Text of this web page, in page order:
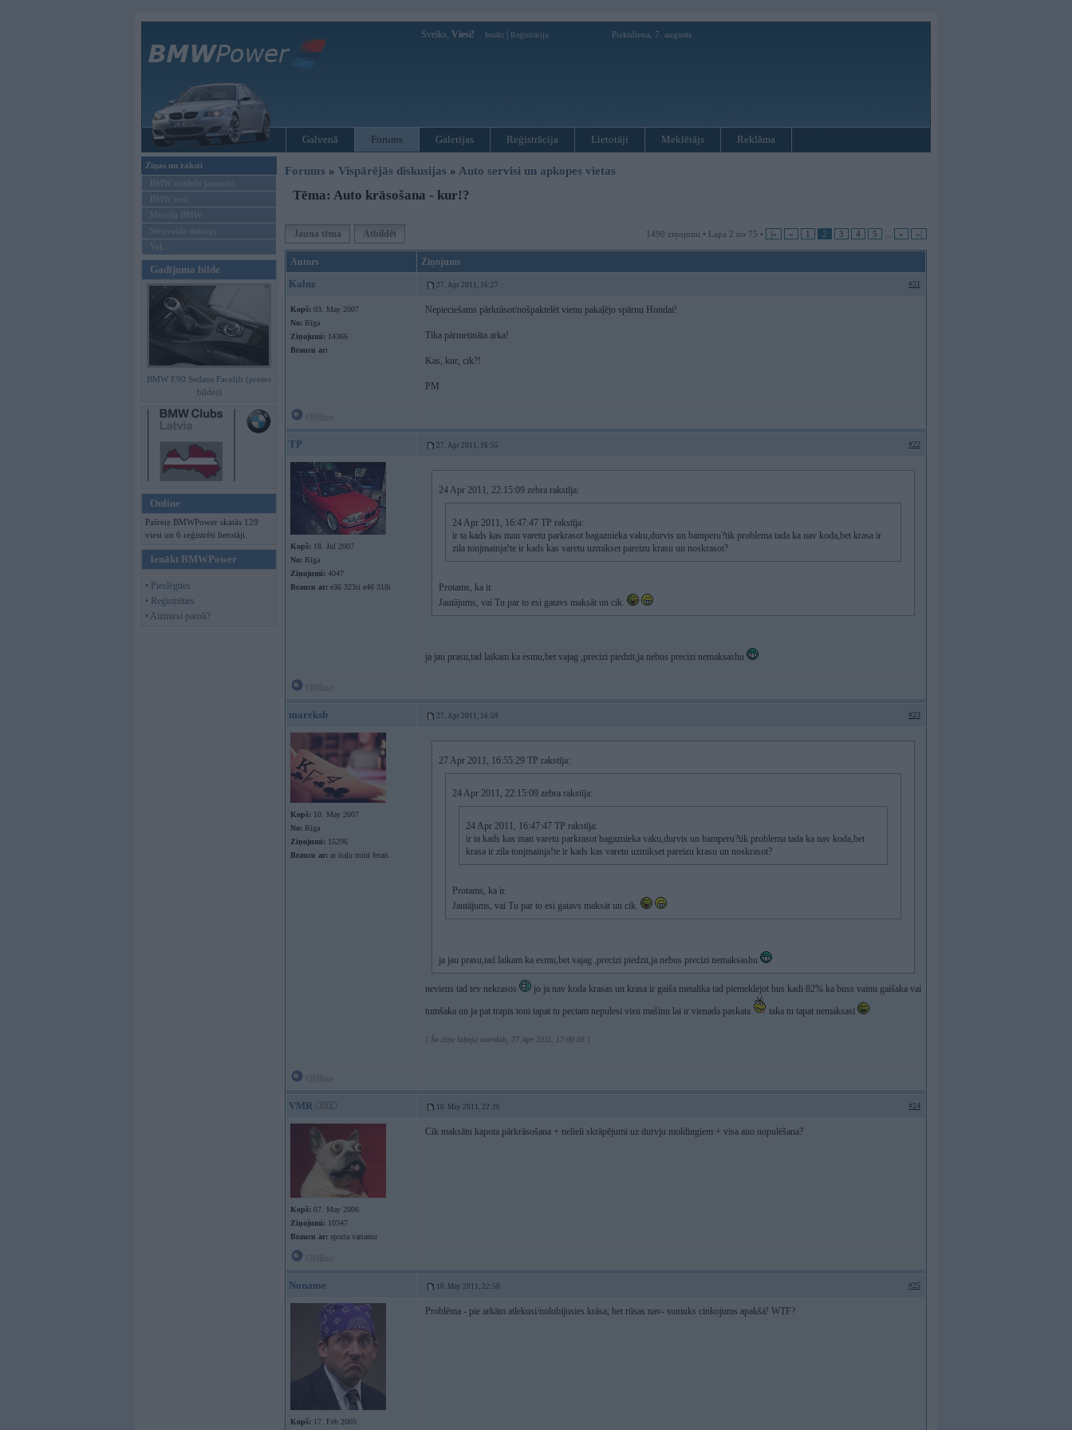
Sveiks, Viesi! Ienākt Reģistrācija Piektdiena, 7. augusts
Galvenā Forums Galerijas Reģistrācija Lietotāji Meklētājs Reklāma
Ziņas un raksti
BMW modeļu jaunumi
BMW testi
Mēneša BMW
Sērijveida tūnings
Vel...
Gadījuma bilde
BMW E90 Sedans Facelift (preses
bildes)
Online
Pašreiz BMWPower skatās 129
viesi un 6 reģistrēti lietotāji.
Ienākt BMWPower
• Pieslēgties
• Reģistrēties
• Aizmirsi paroli?
Forums » Vispārējās diskusijas » Auto servisi un apkopes vietas
Tēma: Auto krāsošana - kur!?
Jauna tēma Atbildēt 1490 ziņojumi • Lapa 2 no 75 • |« « 1 2 3 4 5 » »|
Autors Ziņojums
Kalnz 27. Apr 2011, 16:27 #21
Kopš: 03. May 2007
No: Rīga
Ziņojumi: 14366
Braucu ar:
Nepieciešams pārkrāsot/nošpaktelēt vienu pakaļējo spārnu Hondai!
Tika pārmetināta arka!
Kas, kur, cik?!
PM
TP 27. Apr 2011, 16:55 #22
Kopš: 18. Jul 2007
No: Rīga
Ziņojumi: 4047
Braucu ar: e36 323ti e46 318i
24 Apr 2011, 22:15:09 zebra rakstīja:
24 Apr 2011, 16:47:47 TP rakstīja:
ir ta kads kas man varetu parkrasot bagaznieka vaku,durvis un bamperu?tik problema tada ka nav koda,bet krasa ir
zila tonjmainja!te ir kads kas varetu uzmikset pareizu krasu un noskrasot?
Protams, ka ir.
Jautājums, vai Tu par to esi gatavs maksāt un cik.
ja jau prasu,tad laikam ka esmu,bet vajag ,precizi piedzit,ja nebus precizi nemaksashu
mareksb 27. Apr 2011, 16:59 #23
Kopš: 10. May 2007
No: Rīga
Ziņojumi: 15296
Braucu ar: ar itaļu mini ferari
27 Apr 2011, 16:55:29 TP rakstīja:
24 Apr 2011, 22:15:09 zebra rakstīja:
24 Apr 2011, 16:47:47 TP rakstīja:
ir ta kads kas man varetu parkrasot bagaznieka vaku,durvis un bamperu?tik problema tada ka nav koda,bet
krasa ir zila tonjmainja!te ir kads kas varetu uzmikset pareizu krasu un noskrasot?
Protams, ka ir.
Jautājums, vai Tu par to esi gatavs maksāt un cik.
ja jau prasu,tad laikam ka esmu,bet vajag ,precizi piedzit,ja nebus precizi nemaksashu
neviens tad tev nekrasos
jo ja nav koda krasas un krasa ir gaiša metalika tad piemeklejot bus kadi 82% ka buss vainu gaišaka vai
tumšaka un ja pat trapis toni tapat tu pectam nepulesi visu mašinu lai ir vienada paskata
taka tu tapat nemaksasi
[ Šo ziņu laboja mareksb, 27 Apr 2011, 17:00:03 ]
VMR 10. May 2011, 22:26 #24
Kopš: 07. May 2006
Ziņojumi: 10347
Braucu ar: sporta variantu
Cik maksātu kapota pārkrāsošana + nelieli skrāpējumi uz durvju moldingiem + visa auo nopulēšana?
Noname 10. May 2011, 22:50 #25
Kopš: 17. Feb 2005
Problēma - pie arkām atlekusi/nolobijusies krāsa, bet rūsas nav- sumuks cinkojums apakšā! WTF?